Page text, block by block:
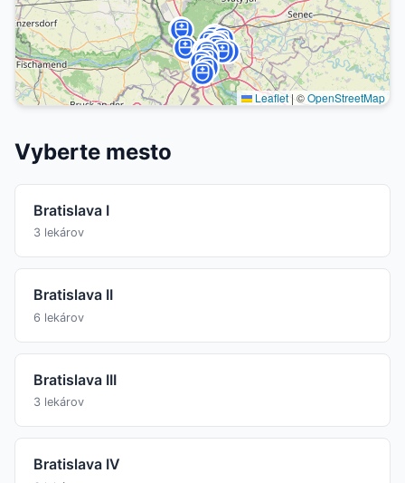
Leaflet | ©OpenStreetMap
Vyberte mesto
Bratislava I
3 lekárov
Bratislava II
6 lekárov
Bratislava III
3 lekárov
Bratislava IV